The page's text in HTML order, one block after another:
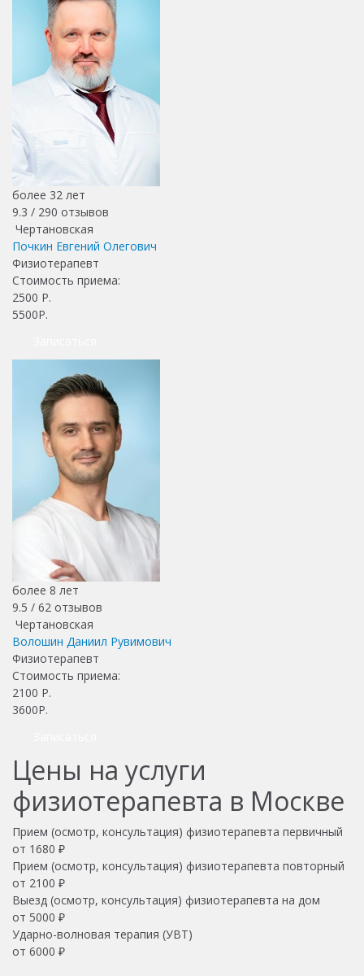
более 32 лет
9.3 / 290 отзывов
Чертановская
Почкин Евгений Олегович
Физиотерапевт
Стоимость приема:
2500 Р.
5500Р.
более 8 лет
9.5 / 62 отзывов
Чертановская
Волошин Даниил Рувимович
Физиотерапевт
Стоимость приема:
2100 Р.
3600Р.
Цены на услуги
физиотерапевта в Москве
Прием (осмотр, консультация) физиотерапевта первичный
от 1680 ₽
Прием (осмотр, консультация) физиотерапевта повторный
от 2100 ₽
Выезд (осмотр, консультация) физиотерапевта на дом
от 5000 ₽
Ударно-волновая терапия (УВТ)
от 6000 ₽